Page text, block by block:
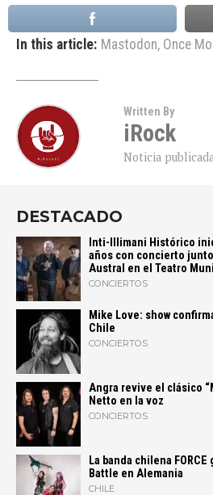
In this article: Mastodon, Once
Written By
iRock
Noticia
DESTACADO
Inti-Illimani Histórico
años con concierto
Austral en el Teatro
CONCIERTOS
Mike Love: show
Chile
CONCIERTOS
Angra revive el clásico
Netto en la voz
CONCIERTOS
La banda chilena
Battle en Alemania
CHILE